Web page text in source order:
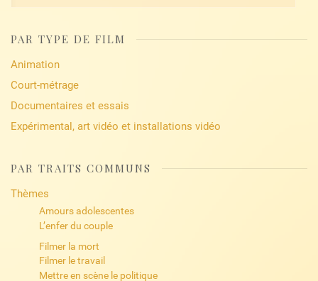
PAR TYPE DE FILM
Animation
Court-métrage
Documentaires et essais
Expérimental, art vidéo et installations vidéo
PAR TRAITS COMMUNS
Thèmes
Amours adolescentes
L’enfer du couple
Filmer la mort
Filmer le travail
Mettre en scène le politique